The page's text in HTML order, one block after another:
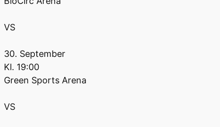
VS
30. September
Kl. 19:00
Green Sports Arena
VS